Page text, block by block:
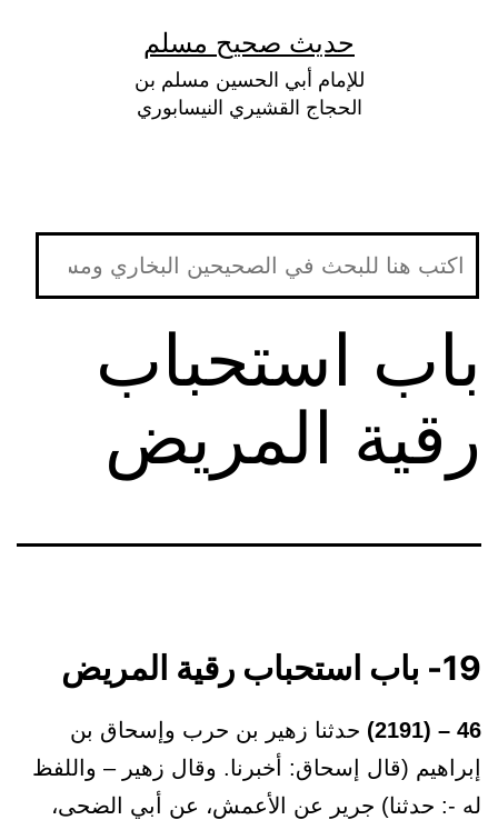
حديث صحيح مسلم
للإمام أبي الحسين مسلم بن
الحجاج القشيري النيسابوري
باب استحباب
رقية المريض
19- باب استحباب رقية المريض
46 – (2191)
حدثنا زهير بن حرب وإسحاق بن
إبراهيم (قال إسحاق: أخبرنا. وقال زهير – واللفظ
له -: حدثنا) جرير عن الأعمش، عن أبي الضحى،